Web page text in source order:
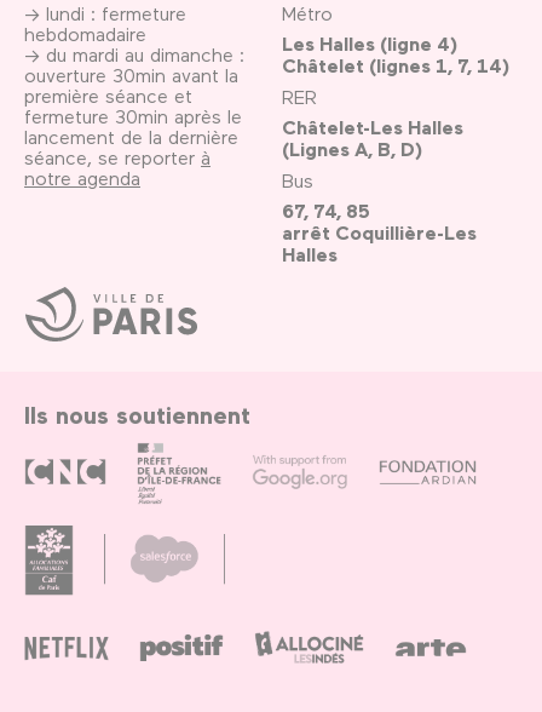
Ville
de
Paris
→ lundi : fermeture
hebdomadaire
→ du mardi au dimanche :
ouverture 30min avant la
première séance et
fermeture 30min après le
lancement de la dernière
séance, se reporter à
notre agenda
Métro
Les Halles (ligne 4)
Châtelet (lignes 1, 7, 14)
RER
Châtelet-Les Halles
(Lignes A, B, D)
Bus
67, 74, 85
arrêt Coquillière-Les
Halles
Ils nous soutiennent